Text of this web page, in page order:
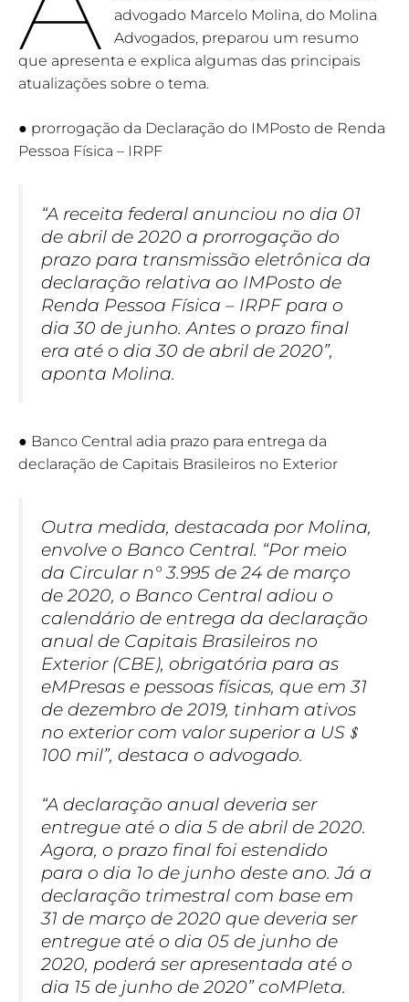
advogado Marcelo Molina, do Molina
Advogados, preparou um resumo
que apresenta e explica algumas das principais
atualizações sobre o tema.
● prorrogação da Declaração do IMPosto de Renda
Pessoa Física – IRPF
“A receita federal anunciou no dia 01
de abril de 2020 a prorrogação do
prazo para transmissão eletrônica da
declaração relativa ao IMPosto de
Renda Pessoa Física – IRPF para o
dia 30 de junho. Antes o prazo final
era até o dia 30 de abril de 2020”,
aponta Molina.
● Banco Central adia prazo para entrega da
declaração de Capitais Brasileiros no Exterior
Outra medida, destacada por Molina,
envolve o Banco Central. “Por meio
da Circular n° 3.995 de 24 de março
de 2020, o Banco Central adiou o
calendário de entrega da declaração
anual de Capitais Brasileiros no
Exterior (CBE), obrigatória para as
eMPresas e pessoas físicas, que em 31
de dezembro de 2019, tinham ativos
no exterior com valor superior a US﹩
100 mil”, destaca o advogado.
“A declaração anual deveria ser
entregue até o dia 5 de abril de 2020.
Agora, o prazo final foi estendido
para o dia 1o de junho deste ano. Já a
declaração trimestral com base em
31 de março de 2020 que deveria ser
entregue até o dia 05 de junho de
2020, poderá ser apresentada até o
dia 15 de junho de 2020” coMPleta.